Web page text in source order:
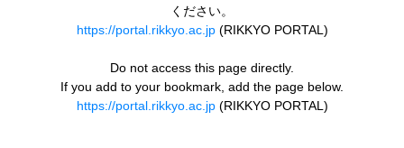
ください。
https://portal.rikkyo.ac.jp(RIKKYO PORTAL)
Do not access this page directly.
If you add to your bookmark, add the page below.
https://portal.rikkyo.ac.jp(RIKKYO PORTAL)